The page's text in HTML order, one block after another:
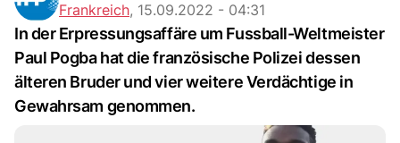
Frankreich, 15.09.2022 - 04:31
In der Erpressungsaffäre um Fussball-Weltmeister
Paul Pogba hat die französische Polizei dessen
älteren Bruder und vier weitere Verdächtige in
Gewahrsam genommen.